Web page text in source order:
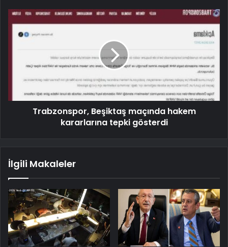
Trabzonspor, Beşiktaş maçında hakem
kararlarına tepki gösterdi
İlgili Makaleler